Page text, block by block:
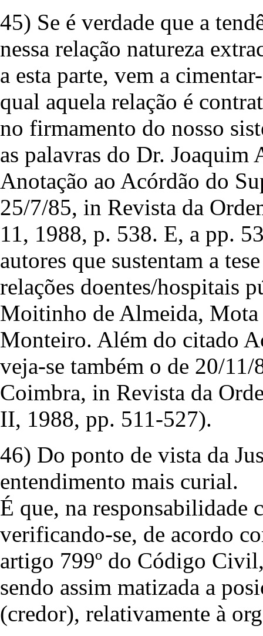
45) Se é verdade que a
nessa relação natureza
a esta parte, vem a
qual aquela relação é
no firmamento do nosso
as palavras do Dr.
Anotação ao Acórdão do
25/7/85, in Revista da
11, 1988, p. 538. E, a pp.
autores que sustentam a
relações doentes/hospitais
Moitinho de Almeida,
Monteiro. Além do citado
veja-se também o de 20/
Coimbra, in Revista da
II, 1988, pp. 511-527).
46) Do ponto de vista da
entendimento mais curial.
É que, na responsabilidade
verificando-se, de acordo
artigo 799º do Código
sendo assim matizada a
(credor), relativamente à